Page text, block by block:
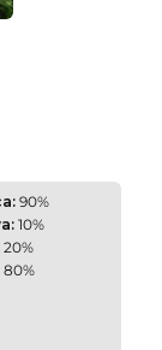
90%
10%
20%
80%